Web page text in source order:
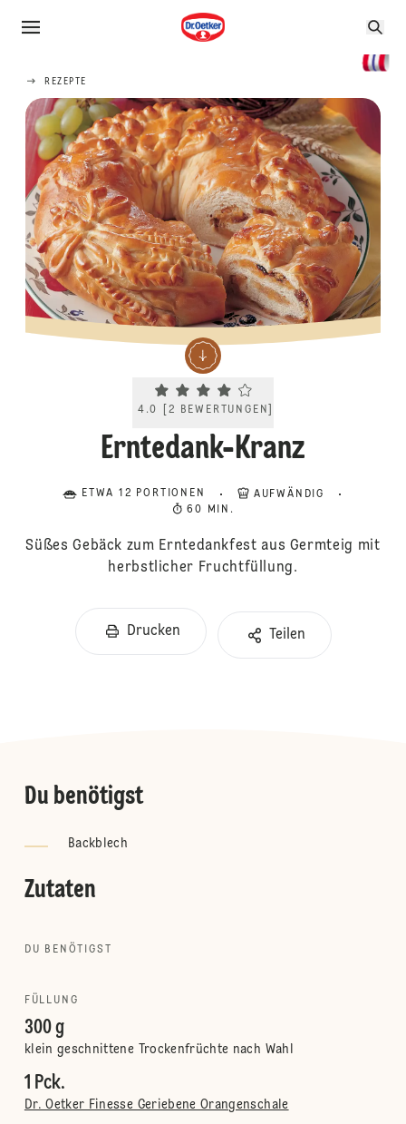
REZEPTE
Current rating 4.0. Click to rate.
4.0 2 BEWERTUNGEN
Erntedank-Kranz
ETWA 12 PORTIONEN
AUFWÄNDIG
60 MIN.
Süßes Gebäck zum Erntedankfest aus Germteig mit
herbstlicher Fruchtfüllung.
Drucken Teilen
Du benötigst
Backblech
Zutaten
DU BENÖTIGST
FÜLLUNG
300 g
klein geschnittene Trockenfrüchte nach Wahl
1 Pck.
Dr. Oetker Finesse Geriebene Orangenschale